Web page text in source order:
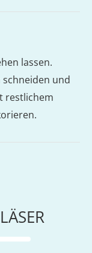
lassen.
schneiden und
restlichem